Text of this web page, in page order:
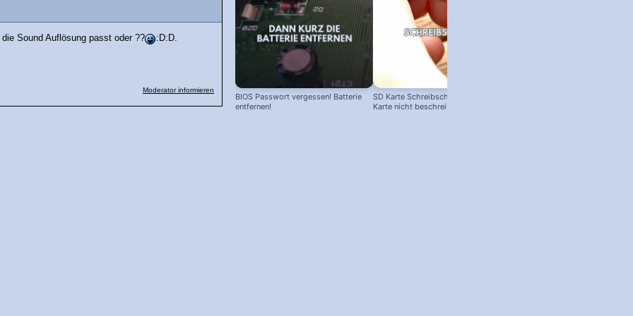
Sound Auflösung passt oder ?? :D:D.
Moderator informieren
BIOS Passwort vergessen! Batterie
entfernen!
SD Karte Schreibschutz austricksen:
Karte nicht beschreibbar?